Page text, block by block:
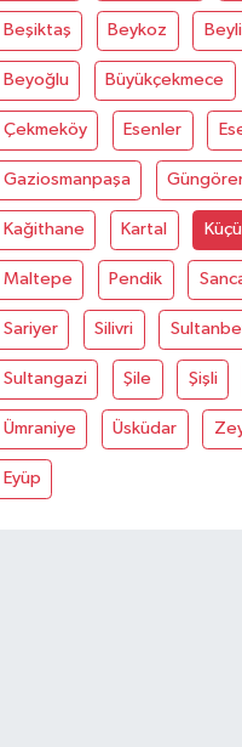
Beşiktaş Beykoz
Beyoğlu Büyükçekmece
Çekmeköy Esenler
Gaziosmanpaşa
Kağithane Kartal
Maltepe Pendik
Sariyer Silivri
Sultangazi Şile Şişli
Ümraniye Üsküdar
Eyüp